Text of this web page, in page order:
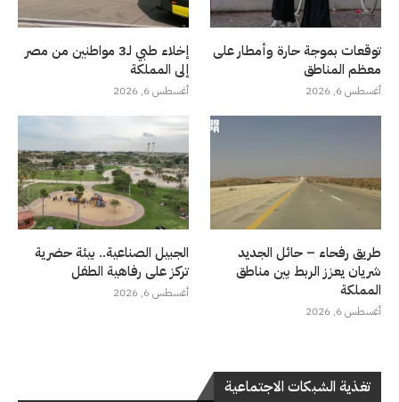
توقعات بموجة حارة وأمطار على
معظم المناطق
أغسطس 6, 2026
إخلاء طبي لـ3 مواطنين من مصر
إلى المملكة
أغسطس 6, 2026
طريق رفحاء – حائل الجديد
شريان يعزز الربط بين مناطق
المملكة
أغسطس 6, 2026
الجبيل الصناعية.. بيئة حضرية
تركز على رفاهية الطفل
أغسطس 6, 2026
تغذية الشبكات الاجتماعية